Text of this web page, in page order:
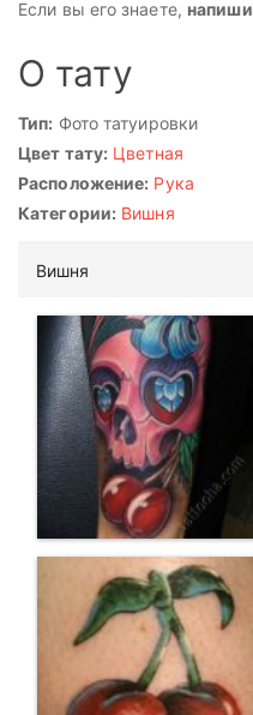
Если вы его знаете,
О тату
Тип: Фото татуировки
Цвет тату: Цветная
Расположение: Рука
Категории: Вишня
Вишня